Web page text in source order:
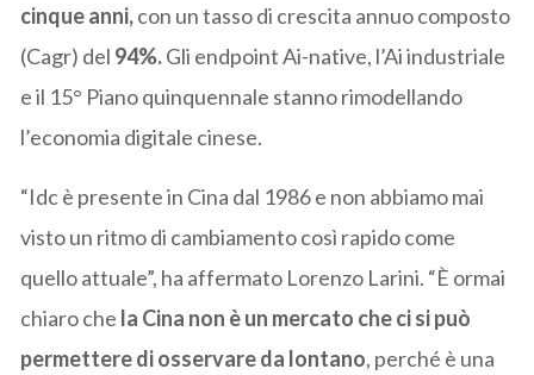
cinque anni,con un tasso di crescita annuo composto
(Cagr) del 94%.Gli endpoint Ai-native, l’Ai industriale
e il 15° Piano quinquennale stanno rimodellando
l’economia digitale cinese.
“Idc è presente in Cina dal 1986 e non abbiamo mai
visto un ritmo di cambiamento così rapido come
quello attuale”, ha affermato Lorenzo Larini. “È ormai
chiaro che la Cina non è un mercato che ci si può
permettere di osservare da lontano, perché è una